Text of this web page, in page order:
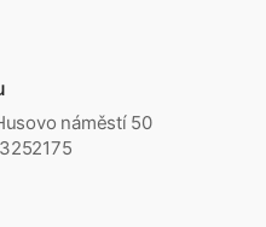
náměstí 50